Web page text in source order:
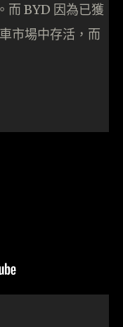
而 BYD 因為已獲
市場中存活，而